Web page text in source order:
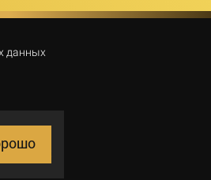
данных
Поиск